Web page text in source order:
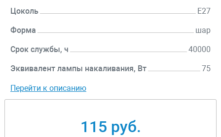
Цоколь E27
Форма шар
Срок службы, ч 40000
Эквивалент лампы накаливания, Вт 75
Перейти к описанию
115 руб.